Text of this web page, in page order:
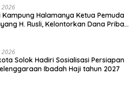
2026
Kampung Halamanya Ketua Pemuda
H. Rusli, Kelontorkan Dana Pribadi
2026
Solok Hadiri Sosialisasi Persiapan
Ibadah Haji tahun 2027